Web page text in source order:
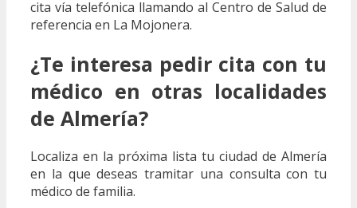
cita vía telefónica llamando al Centro de Salud de
referencia en La Mojonera.
¿Te interesa pedir cita con tu
médico en otras localidades
de Almería?
Localiza en la próxima lista tu ciudad de Almería
en la que deseas tramitar una consulta con tu
médico de familia.